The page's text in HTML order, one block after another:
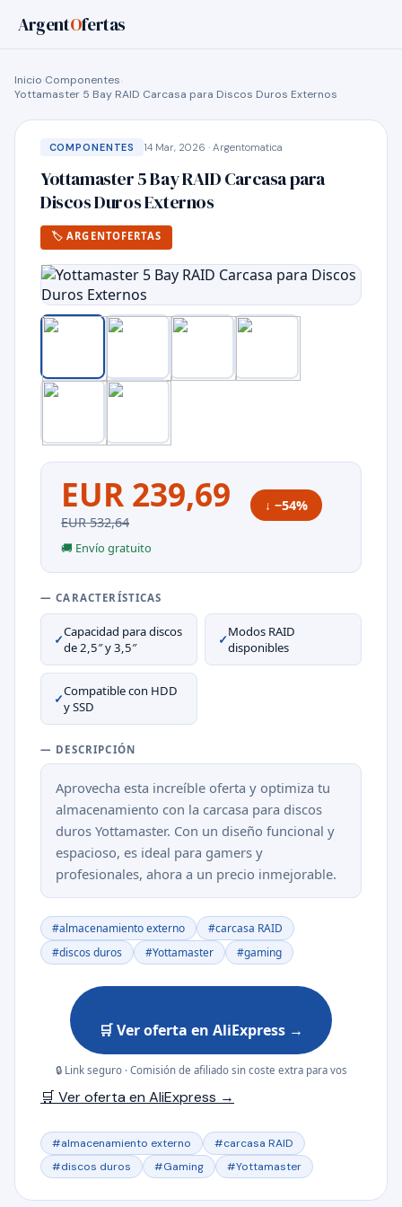
ArgentOfertas
Inicio Componentes
Yottamaster 5 Bay RAID Carcasa para Discos Duros Externos
COMPONENTES 14 Mar, 2026 · Argentomatica
Yottamaster 5 Bay RAID Carcasa para
Discos Duros Externos
🏷 ARGENTOFERTAS
EUR 239,69
EUR 532,64
↓ −54%
🚚 Envío gratuito
— CARACTERÍSTICAS
✓Capacidad para discos
de 2,5″ y 3,5″
✓Modos RAID
disponibles
✓Compatible con HDD
y SSD
— DESCRIPCIÓN
Aprovecha esta increíble oferta y optimiza tu
almacenamiento con la carcasa para discos
duros Yottamaster. Con un diseño funcional y
espacioso, es ideal para gamers y
profesionales, ahora a un precio inmejorable.
#almacenamiento externo
#carcasa RAID
#discos duros
#Yottamaster #gaming
🛒 Ver oferta en AliExpress →
🔒 Link seguro · Comisión de afiliado sin coste extra para vos
🛒 Ver oferta en AliExpress →
#almacenamiento externo
#carcasa RAID
#discos duros
#Gaming #Yottamaster